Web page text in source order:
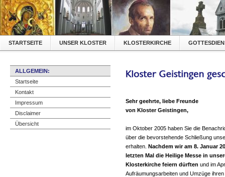
STARTSEITE UNSER KLOSTER KLOSTERKIRCHE
ALLGEMEIN:
Startseite
Kontakt
Impressum
Disclaimer
Übersicht
Sehr geehrte, liebe Freunde
von Kloster Geistingen,
im Oktober 2005 haben Sie die
über die bevorstehende Schließung
erhalten. Nachdem wir am 8. Januar
letzten Mal die Heilige Messe in
Klosterkirche feiern dürften und im
Aufräumungsarbeiten und Umzüge